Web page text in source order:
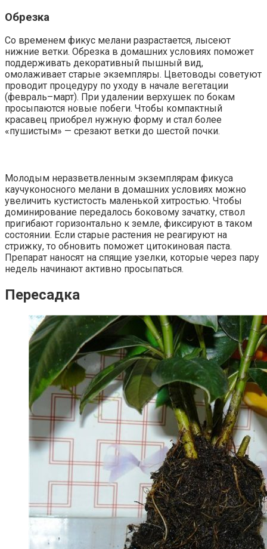
Обрезка
Со временем фикус мелани разрастается, лысеют
нижние ветки. Обрезка в домашних условиях поможет
поддерживать декоративный пышный вид,
омолаживает старые экземпляры. Цветоводы советуют
проводит процедуру по уходу в начале вегетации
(февраль–март). При удалении верхушек по бокам
просыпаются новые побеги. Чтобы компактный
красавец приобрел нужную форму и стал более
«пушистым» — срезают ветки до шестой почки.
Молодым неразветвленным экземплярам фикуса
каучуконосного мелани в домашних условиях можно
увеличить кустистость маленькой хитростью. Чтобы
доминирование передалось боковому зачатку, ствол
пригибают горизонтально к земле, фиксируют в таком
состоянии. Если старые растения не реагируют на
стрижку, то обновить поможет цитокиновая паста.
Препарат наносят на спящие узелки, которые через пару
недель начинают активно просыпаться.
Пересадка